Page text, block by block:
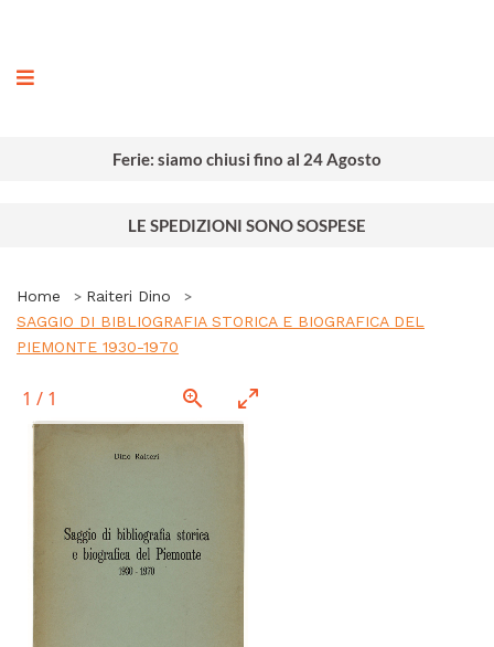
Ferie: siamo chiusi fino al 24 Agosto
LE SPEDIZIONI SONO SOSPESE
Home
Raiteri Dino
SAGGIO DI BIBLIOGRAFIA STORICA E BIOGRAFICA DEL
PIEMONTE 1930-1970
1 / 1